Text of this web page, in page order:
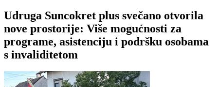
Udruga Suncokret plus svečano otvorila
nove prostorije: Više mogućnosti za
programe, asistenciju i podršku osobama
s invaliditetom